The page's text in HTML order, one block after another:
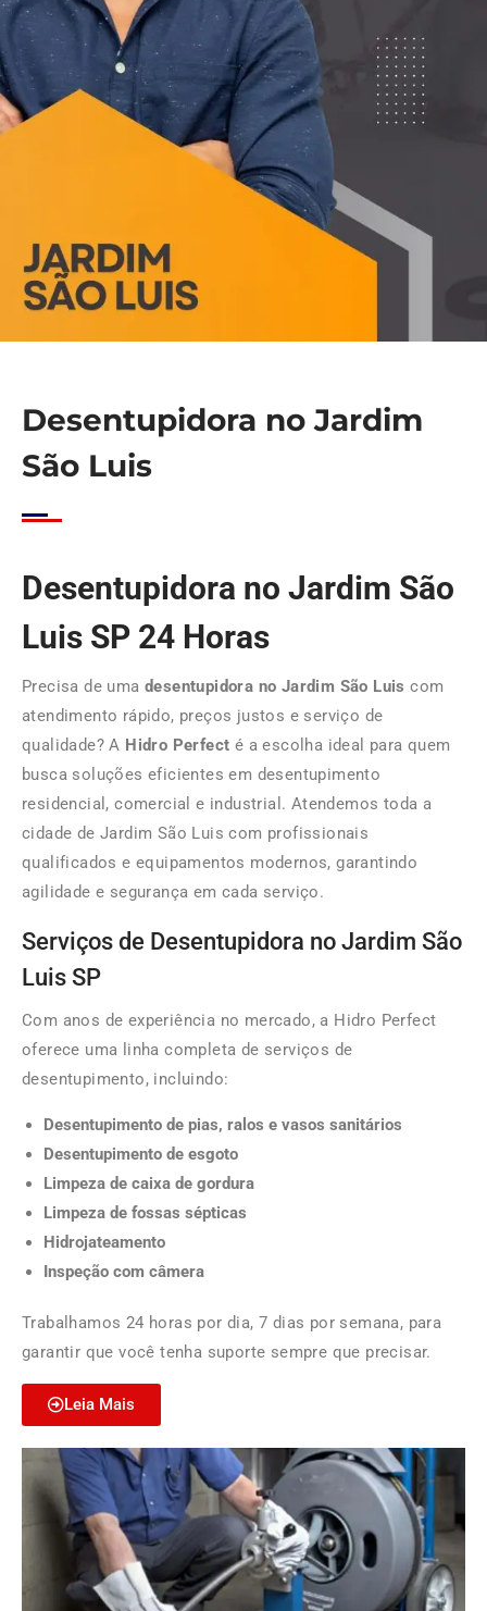
Desentupidora no Jardim
São Luis
Desentupidora no Jardim São
Luis SP 24 Horas
Precisa de uma desentupidora no Jardim São Luis com
atendimento rápido, preços justos e serviço de
qualidade? A Hidro Perfect é a escolha ideal para quem
busca soluções eficientes em desentupimento
residencial, comercial e industrial. Atendemos toda a
cidade de Jardim São Luis com profissionais
qualificados e equipamentos modernos, garantindo
agilidade e segurança em cada serviço.
Serviços de Desentupidora no Jardim São
Luis SP
Com anos de experiência no mercado, a Hidro Perfect
oferece uma linha completa de serviços de
desentupimento, incluindo:
Desentupimento de pias, ralos e vasos sanitários
Desentupimento de esgoto
Limpeza de caixa de gordura
Limpeza de fossas sépticas
Hidrojateamento
Inspeção com câmera
Trabalhamos 24 horas por dia, 7 dias por semana, para
garantir que você tenha suporte sempre que precisar.
Leia Mais